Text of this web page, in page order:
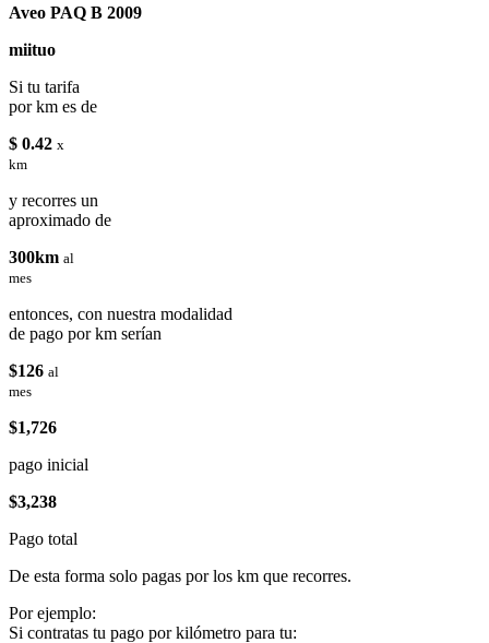
Aveo PAQ B 2009
miituo
Si tu tarifa
por km es de
$ 0.42 x
km
y recorres un
aproximado de
300km al
mes
entonces, con nuestra modalidad
de pago por km serían
$126 al
mes
$1,726
pago inicial
$3,238
Pago total
De esta forma solo pagas por los km que recorres.
Por ejemplo:
Si contratas tu pago por kilómetro para tu: